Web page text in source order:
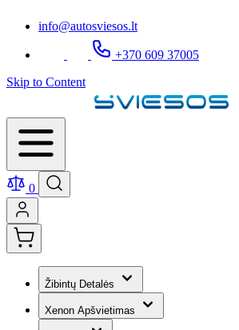
info@autosviesos.lt
+370 609 37005
Skip to Content
0
Žibintų Detalės
Xenon Apšvietimas